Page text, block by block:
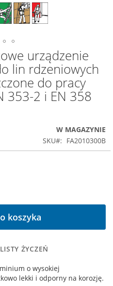
urządzenie
lin rdzeniowych
do pracy
353-2 i EN 358
W MAGAZYNIE
SKU
FA2010300B
koszyka
ŻYCZEŃ
o wysokiej
lekki i odporny na korozję.